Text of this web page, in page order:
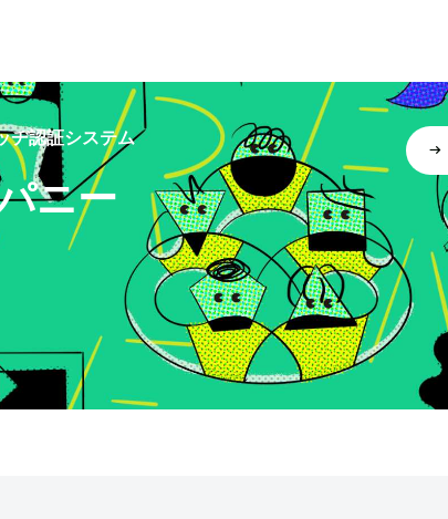
ヂ認証システム
ニー